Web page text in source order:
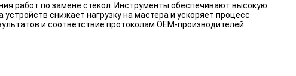
работ по замене стёкол. Инструменты обеспечивают высокую
снижает нагрузку на мастера и ускоряет процесс
и соответствие протоколам OEM-производителей.